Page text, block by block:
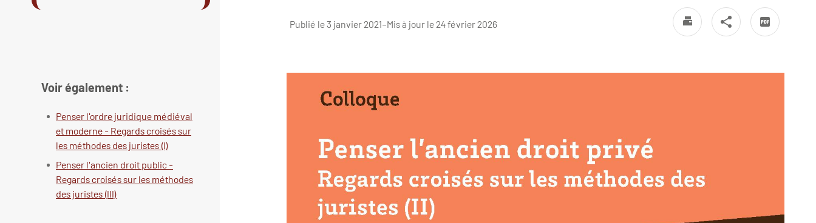
Publié le 3 janvier 2021–Mis à jour le 24 février 2026
Voir également :
Penser l'ordre juridique médiéval
et moderne - Regards croisés sur
les méthodes des juristes (I)
Penser l'ancien droit public -
Regards croisés sur les méthodes
des juristes (III)